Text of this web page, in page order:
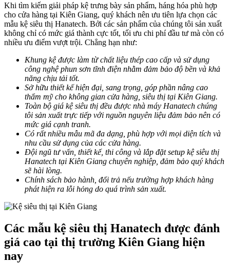
Khi tìm kiếm giải pháp kệ trưng bày sản phẩm, háng hóa phù hợp
cho cửa hàng tại Kiên Giang, quý khách nên ưu tiên lựa chọn các
mẫu kệ siêu thị Hanatech. Bởi các sản phẩm của chúng tôi sản xuất
không chỉ có mức giá thành cực tốt, tối ưu chi phí đầu tư mà còn có
nhiều ưu điểm vượt trội. Chẳng hạn như:
Khung kệ được làm từ chất liệu thép cao cấp và sử dụng
công nghệ phun sơn tĩnh điện nhằm đảm bảo độ bền và khả
năng chịu tải tốt.
Sở hữu thiết kế hiện đại, sang trọng, góp phần nâng cao
thẩm mỹ cho không gian cửa hàng, siêu thị tại Kiên Giang.
Toàn bộ giá kệ siêu thị đều được nhà máy Hanatech chúng
tôi sản xuất trực tiếp với nguồn nguyên liệu đảm bảo nên có
mức giá cạnh tranh.
Có rất nhiều mẫu mã đa dạng, phù hợp với mọi diện tích và
nhu cầu sử dụng của các cửa hàng.
Đội ngũ tư vấn, thiết kế, thi công và lắp đặt setup kệ siêu thị
Hanatech tại Kiên Giang chuyên nghiệp, đảm bảo quý khách
sẽ hài lòng.
Chính sách bảo hành, đổi trả nếu trường hợp khách hàng
phát hiện ra lỗi hỏng do quá trình sản xuất.
Các mẫu kệ siêu thị Hanatech được đánh
giá cao tại thị trường Kiên Giang hiện
nay